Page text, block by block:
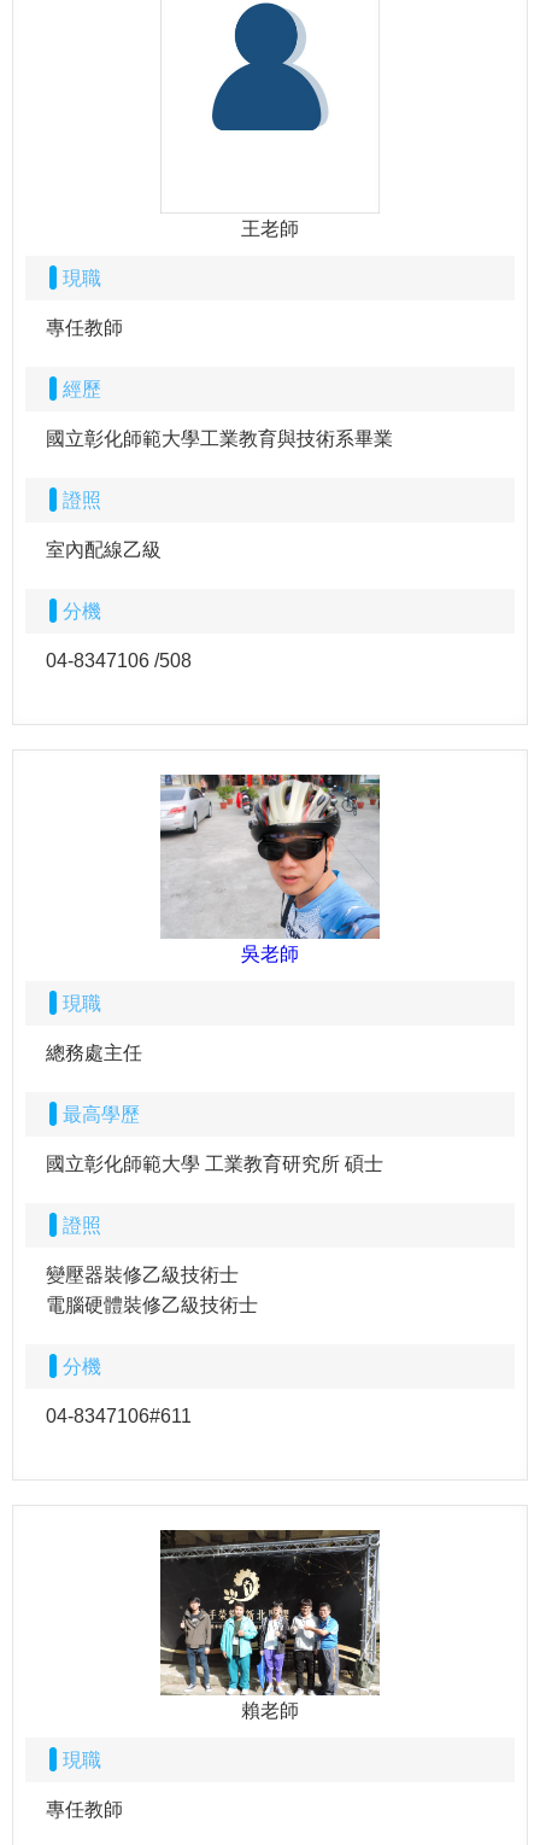
王老師
現職
專任教師
經歷
國立彰化師範大學工業教育與技術系畢業
證照
室內配線乙級
分機
04-8347106 /508
吳老師
現職
總務處主任
最高學歷
國立彰化師範大學 工業教育研究所 碩士
證照
變壓器裝修乙級技術士
電腦硬體裝修乙級技術士
分機
04-8347106#611
賴老師
現職
專任教師